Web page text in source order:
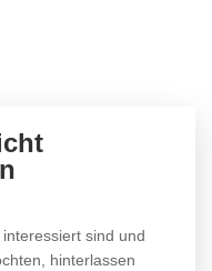
sind und
hinterlassen